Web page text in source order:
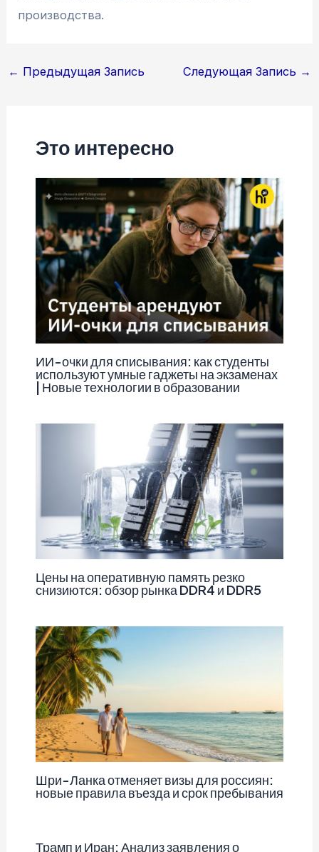
производства.
Навигация
← Предыдущая Запись Следующая Запись →
Это интересно
ИИ-очки для списывания: как студенты
используют умные гаджеты на экзаменах
| Новые технологии в образовании
Цены на оперативную память резко
снизиются: обзор рынка DDR4 и DDR5
Шри-Ланка отменяет визы для россиян:
новые правила въезда и срок пребывания
Трамп и Иран: Анализ заявления о